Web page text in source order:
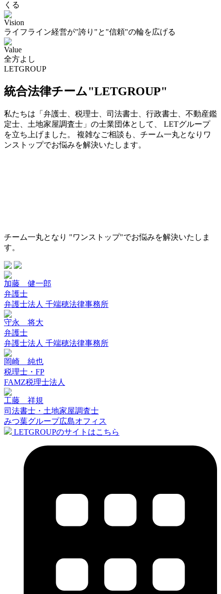
くる
Vision
ライフライン経営が"誇り"と"信頼"の輪を広げる
Value
全方よし
LETGROUP
統合法律チーム"LETGROUP"
私たちは「弁護士、税理士、司法書士、行政書士、不動産鑑
定士、土地家屋調査士」の士業団体として、 LETグループ
を立ち上げました。 複雑なご相談も、チーム一丸となりワ
ンストップでお悩みを解決いたします。
チーム一丸となり "ワンストップ"でお悩みを解決いたしま
す。
加藤 健一郎
弁護士
弁護士法人 千端穂法律事務所
守永 将大
弁護士
弁護士法人 千端穂法律事務所
岡崎 純也
税理士・FP
FAMZ税理士法人
工藤 祥規
司法書士・土地家屋調査士
みつ葉グループ広島オフィス
LETGROUPのサイトはこちら